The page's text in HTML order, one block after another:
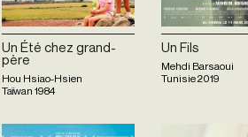
Un Été chez grand-
père
Hou Hsiao-Hsien
Taïwan 1984
Un Fils
Mehdi Barsaoui
Tunisie2019